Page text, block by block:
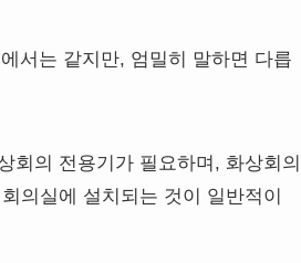
서는 같지만, 엄밀히 말하면 다릅
회의 전용기가 필요하며, 화상회의
의실에 설치되는 것이 일반적이